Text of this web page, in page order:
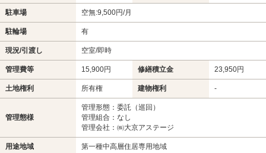
駐車場 空無:9,500円/月
駐輪場 有
現況/引渡し 空室/即時
管理費等 15,900円 修繕積立金 23,950円
土地権利 所有権 建物権利 -
管理態様
管理形態：委託（巡回）
管理組合：なし
管理会社：㈱大京アステージ
用途地域 第一種中高層住居専用地域